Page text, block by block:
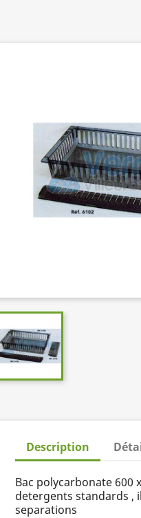
Description
Bac polycarbonate 600
detergents standards ,
separations